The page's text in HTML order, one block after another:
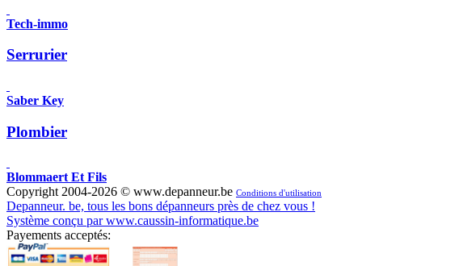
Tech-immo
Serrurier
Saber Key
Plombier
Blommaert Et Fils
Copyright 2004-2026 © www.depanneur.be Conditions d'utilisation
Depanneur. be, tous les bons dépanneurs près de chez vous !
Système conçu par www.caussin-informatique.be
Payements acceptés: